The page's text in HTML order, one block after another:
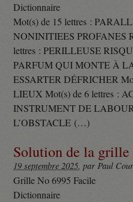
Dictionnaire
Mot(s) de 15 lettres :
NONINITIEES PROFANES
lettres : PERILLEUSE
PARFUM QUI MONTE À
ESSARTER DÉFRICHER
LIEUX Mot(s) de 6 lettres :
INSTRUMENT DE
L’OBSTACLE (…)
Solution de la grille
19 septembre 2025, par Paul
Grille No 6995 Facile
Dictionnaire